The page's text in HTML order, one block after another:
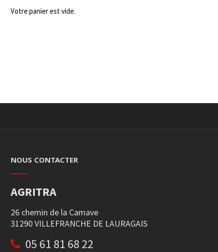
Votre panier est vide.
NOUS CONTACTER
AGRITRA
26 chemin de la Camave
31290 VILLEFRANCHE DE LAURAGAIS
05 61 81 68 22